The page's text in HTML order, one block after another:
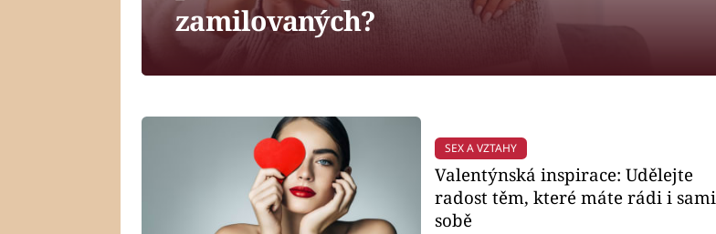
zamilovaných?
SEX A VZTAHY
Valentýnská inspirace: Udělejte
radost těm, které máte rádi i sami
sobě